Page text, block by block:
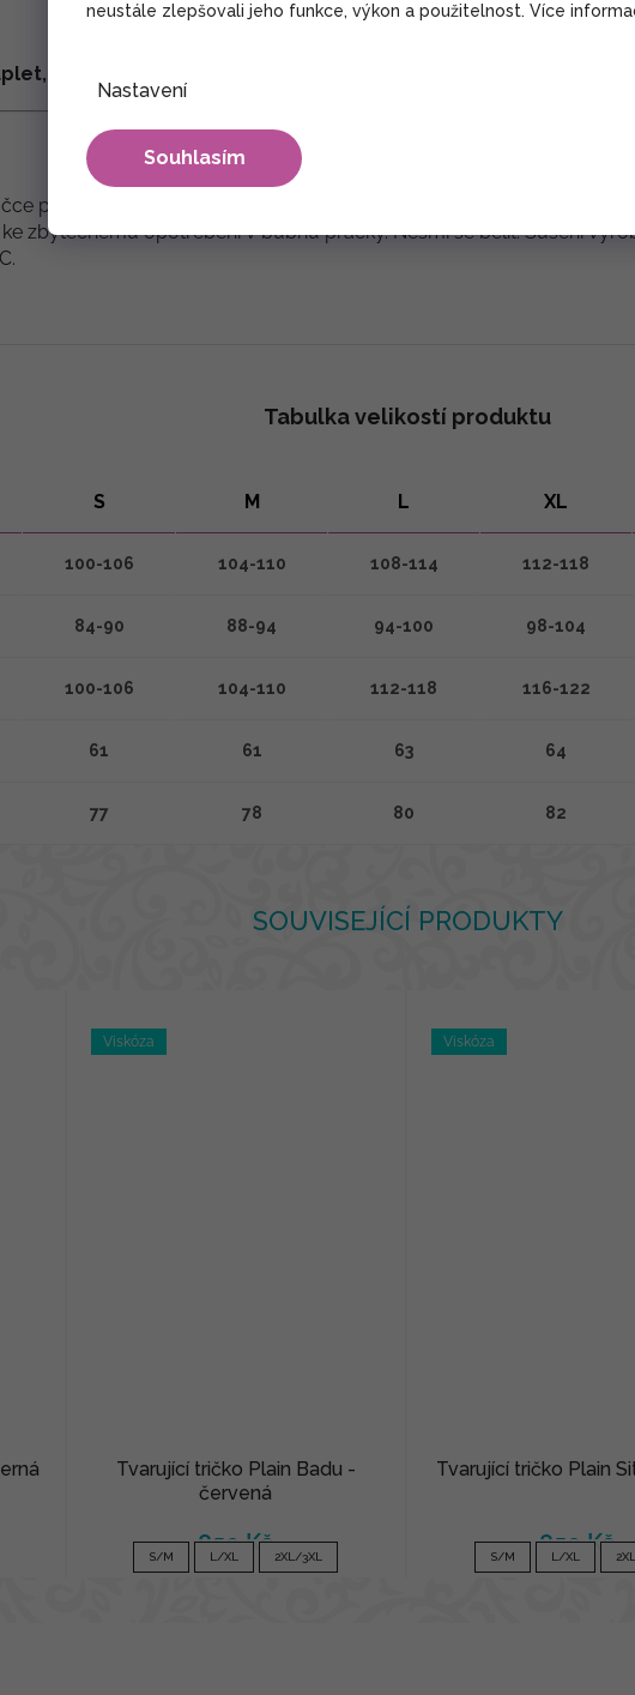
neustále zlepšovali jeho funkce, výkon a použitelnost. Více
Nastavení
Souhlasím
SOUVISEJÍCÍ PRODUKTY
Viskóza
Tvarující tričko Plain Badu -
červená
850 Kč
S/M L/XL 2XL/3XL
Viskóza
Tvarující tričko Plain
850 Kč
S/M L/XL
tzv. mikinovina. Z rubu je látka počesaná, má jemný vlas, a o
při teplotě max. 30°C. Doporučujeme prát prádlo
zbytečnému opotřebení v bubnu pračky. Nesmí se bělit. Sušení
Tabulka velikostí produktu
S M L XL
100-106 104-110 108-114 112-118
84-90 88-94 94-100 98-104
100-106 104-110 112-118 116-122
61 61 63 64
77 78 80 82